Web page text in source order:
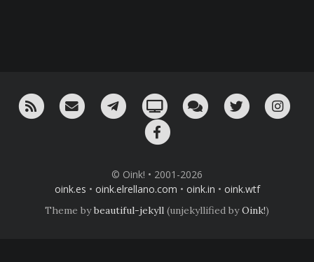
RSS ¡Mándame un email!¡Nuestro canal en Telegram!
Oink! TV Charla con nosotros
Twitter
© Oink! • 2001-2026
oink.es • oink.elrellano.com • oink.in • oink.wtf
Theme bybeautiful-jekyll (unjekyllified byOink!)